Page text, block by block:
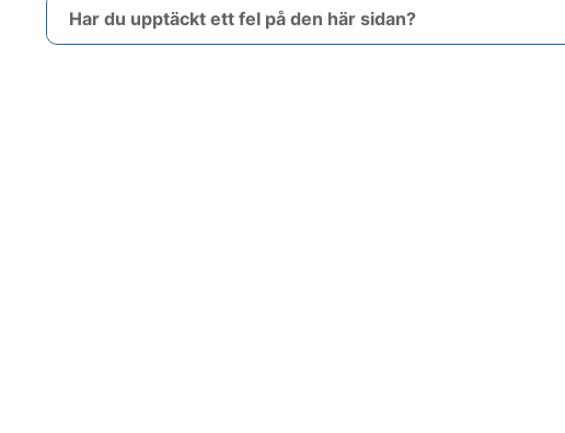
Har du upptäckt ett fel på den här sidan?